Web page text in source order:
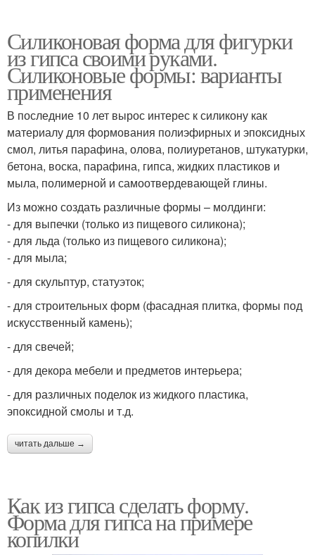
Силиконовая форма для фигурки
из гипса своими руками.
Силиконовые формы: варианты
применения
В последние 10 лет вырос интерес к силикону как
материалу для формования полиэфирных и эпоксидных
смол, литья парафина, олова, полиуретанов, штукатурки,
бетона, воска, парафина, гипса, жидких пластиков и
мыла, полимерной и самоотвердевающей глины.
Из можно создать различные формы – молдинги:
- для выпечки (только из пищевого силикона);
- для льда (только из пищевого силикона);
- для мыла;
- для скульптур, статуэток;
- для строительных форм (фасадная плитка, формы под
искусственный камень);
- для свечей;
- для декора мебели и предметов интерьера;
- для различных поделок из жидкого пластика,
эпоксидной смолы и т.д.
читать дальше →
Как из гипса сделать форму.
Форма для гипса на примере
копилки